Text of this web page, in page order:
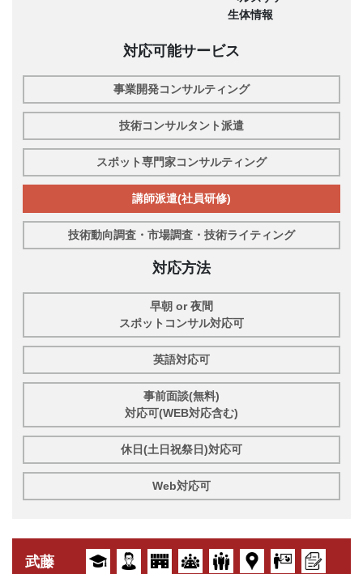
生体情報
対応可能サービス
事業開発コンサルティング
技術コンサルタント派遣
スポット専門家コンサルティング
講師派遣(社員研修)
技術動向調査・市場調査・技術ライティング
対応方法
早朝 or 夜間
スポットコンサル対応可
英語対応可
事前面談(無料)
対応可(WEB対応含む)
休日(土日祝祭日)対応可
Web対応可
武藤